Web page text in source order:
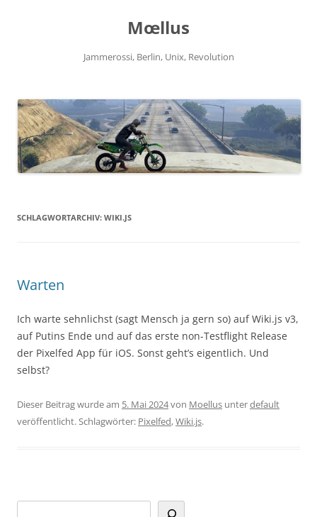
Mœllus
Jammerossi, Berlin, Unix, Revolution
SCHLAGWORTARCHIV: WIKI.JS
Warten
Ich warte sehnlichst (sagt Mensch ja gern so) auf Wiki.js v3,
auf Putins Ende und auf das erste non-Testflight Release
der Pixelfed App für iOS. Sonst geht’s eigentlich. Und
selbst?
Dieser Beitrag wurde am 5. Mai 2024von Moellus unterdefault
veröffentlicht. Schlagwörter: Pixelfed,Wiki.js.